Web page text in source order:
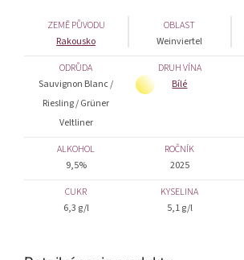
ZEMĚ PŮVODU
Rakousko
OBLAST
Weinviertel
ODRŮDA
Sauvignon Blanc /
Riesling / Grüner
Veltliner
DRUH VÍNA
Bílé
ALKOHOL
9,5%
ROČNÍK
2025
CUKR
6,3 g/l
KYSELINA
5,1 g/l